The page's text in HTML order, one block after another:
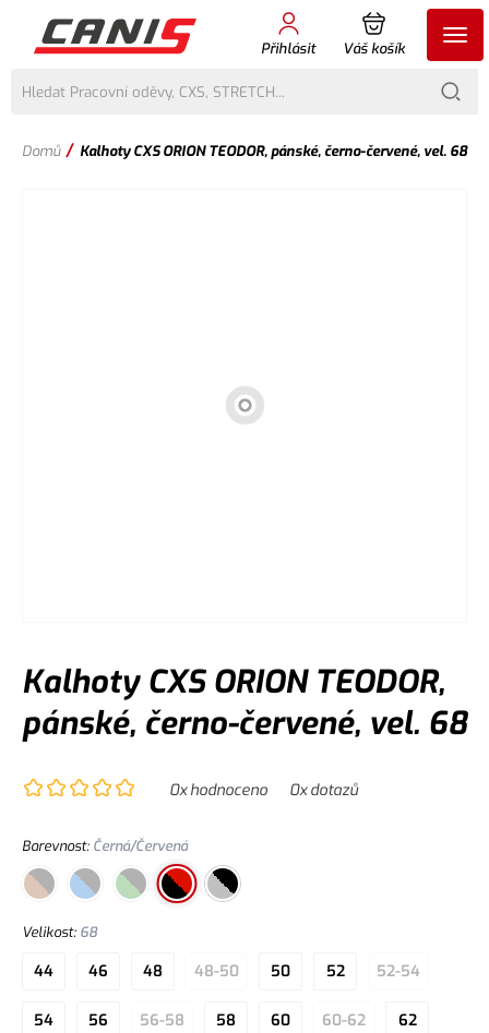
Přihlásit Váš košík
Domů / Kalhoty CXS ORION TEODOR, pánské, černo-červené, vel. 68
Kalhoty CXS ORION TEODOR,
pánské, černo-červené, vel. 68
0x hodnoceno 0x dotazů
Barevnost: Černá/Červená
Velikost: 68
44 46 48 48-50 50 52 52-54
54 56 56-58 58 60 60-62 62